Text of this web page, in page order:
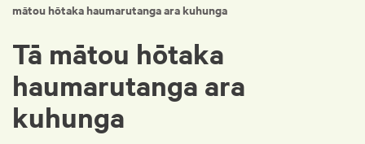
mātou hōtaka haumarutanga ara kuhunga
Tā mātou hōtaka
haumarutanga ara
kuhunga